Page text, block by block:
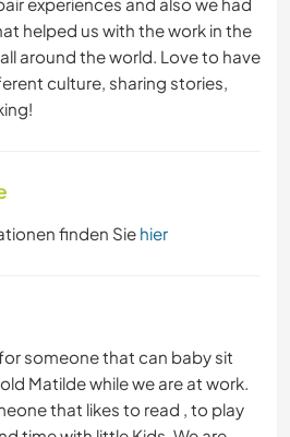
helped us with the work in the
around the world. Love to have
culture, sharing stories,
finden Sie hier
someone that can baby sit
Matilde while we are at work.
that likes to read , to play